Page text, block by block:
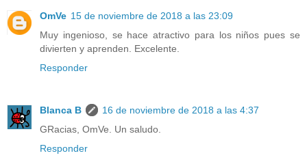
OmVe 15 de noviembre de 2018 a las 23:09
Muy ingenioso, se hace atractivo para los niños pues se
divierten y aprenden. Excelente.
Responder
Blanca B
16 de noviembre de 2018 a las 4:37
GRacias, OmVe. Un saludo.
Responder